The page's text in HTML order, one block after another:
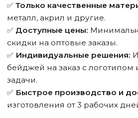
✅ Только качественные
металл, акрил и другие.
✅ Доступные цены:
скидки на оптовые заказы.
✅ Индивидуальные решения:
бейджей на заказ с
задачи.
✅ Быстрое производство и
изготовления от 3 рабочих